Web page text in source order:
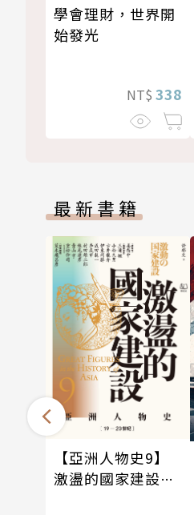
學會理財，世界開
始發光
NT$ 338
最新書籍
【亞洲人物史9】
激盪的國家建設